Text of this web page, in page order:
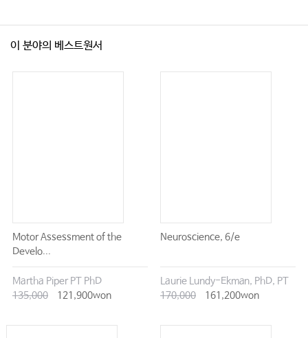
거나, 사건을 무마해 주겠다며 돈을 요구하면 어떻게 대응해야 할까?
#20. 임대차계약 갱신 시 임대인의 임대기간 2년 고정 요구, 법적으로 문제없
나?
#22. 병원과 법적 분쟁(형사사건, 민사사건 등) 중인 환자의 진료를 거부해도
#23. 진료실에 보호자가 환자와 함께 들어와서 설명을 요구하고, 몰래 녹음하는
이 분야의 베스트원서
Motor Assessment of the
Develo...
Martha Piper PT PhD
135,000
121,900won
Neuroscience, 6/e
Laurie Lundy-Ekman, PhD, PT
170,000
161,200won